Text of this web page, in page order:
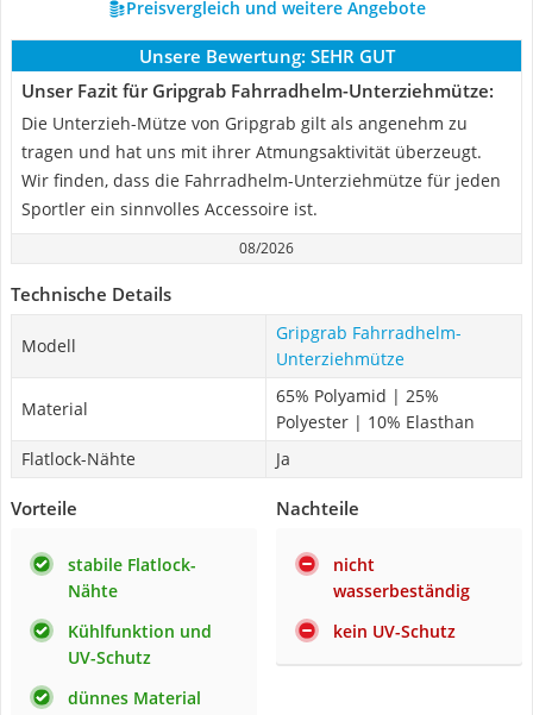
Preisvergleich und weitere Angebote
Unsere Bewertung: SEHR GUT
Unser Fazit für Gripgrab Fahrradhelm-Unterziehmütze:
Die Unterzieh-Mütze von Gripgrab gilt als angenehm zu
tragen und hat uns mit ihrer Atmungsaktivität überzeugt.
Wir finden, dass die Fahrradhelm-Unterziehmütze für jeden
Sportler ein sinnvolles Accessoire ist.
08/2026
Technische Details
Modell
Gripgrab Fahrradhelm-
Unterziehmütze
Material
65% Polyamid | 25%
Polyester | 10% Elasthan
Flatlock-Nähte
Ja
Vorteile
stabile Flatlock-
Nähte
Kühlfunktion und
UV-Schutz
dünnes Material
Nachteile
nicht
wasserbeständig
kein UV-Schutz